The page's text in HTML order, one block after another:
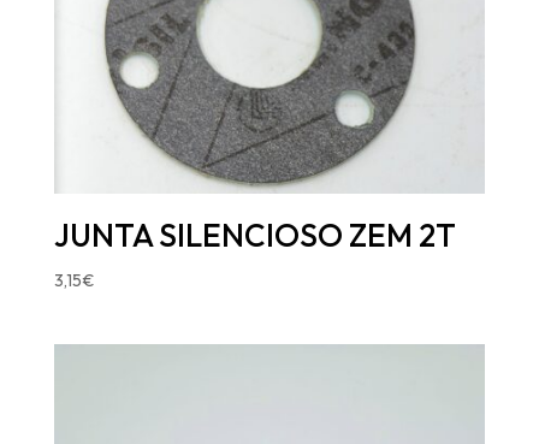
JUNTA SILENCIOSO ZEM 2T
3,15€